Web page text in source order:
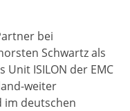
bei
Schwartz als
ISILON der EMC
weiter
deutschen